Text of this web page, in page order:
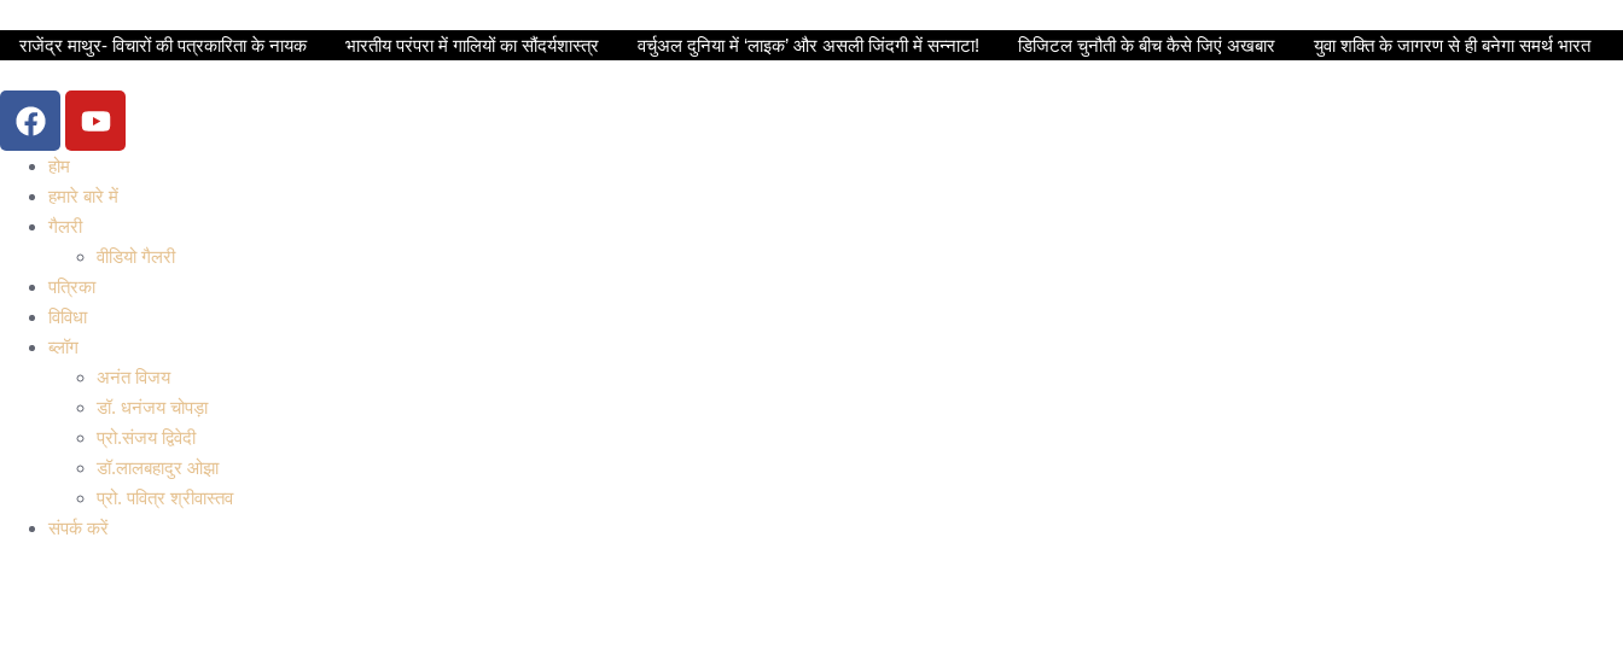
राजेंद्र माथुर- विचारों की पत्रकारिता के नायक भारतीय परंपरा में गालियों का सौंदर्यशास्त्र वर्चुअल दुनिया में ‘लाइक’ और असली जिंदगी में सन्नाटा! डिजिटल चुनौती के बीच कैसे जिएं अखबार युवा शक्ति के जागरण से ही बनेगा समर्थ भारत
होम
हमारे बारे में
गैलरी
वीडियो गैलरी
पत्रिका
विविधा
ब्लॉग
अनंत विजय
डॉ. धनंजय चोपड़ा
प्रो.संजय द्विवेदी
डॉ.लालबहादुर ओझा
प्रो. पवित्र श्रीवास्तव
संपर्क करें